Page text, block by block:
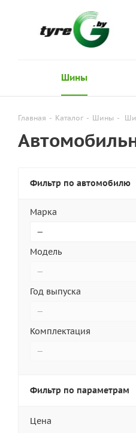
Шины
Главная - Каталог - Шины -
Фильтр по автомобилю
Марка
—
Модель
—
Год выпуска
—
Комплектация
—
Фильтр по параметрам
Цена